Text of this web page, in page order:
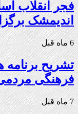
فجر انقلاب
اندیمشک
6 ماه قبل
تشریح
فرهنگی
7 ماه قبل